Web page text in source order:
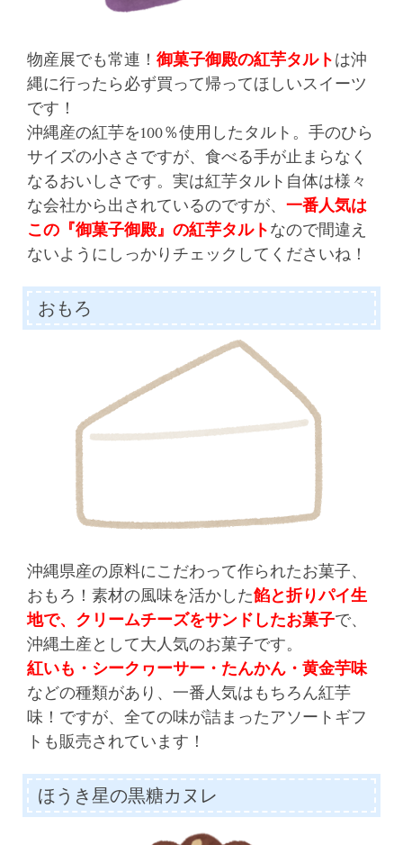
物産展でも常連！ 御菓子御殿の紅芋タルトは沖
縄に行ったら必ず買って帰ってほしいスイーツ
です！
沖縄産の紅芋を100％使用したタルト。手のひら
サイズの小ささですが、食べる手が止まらなく
なるおいしさです。実は紅芋タルト自体は様々
な会社から出されているのですが、 一番人気は
この『御菓子御殿』の紅芋タルトなので間違え
ないようにしっかりチェックしてくださいね！
おもろ
沖縄県産の原料にこだわって作られたお菓子、
おもろ！素材の風味を活かした餡と折りパイ生
地で、クリームチーズをサンドしたお菓子で、
沖縄土産として大人気のお菓子です。
紅いも・シークヮーサー・たんかん・黄金芋味
などの種類があり、一番人気はもちろん紅芋
味！ですが、全ての味が詰まったアソートギフ
トも販売されています！
ほうき星の黒糖カヌレ